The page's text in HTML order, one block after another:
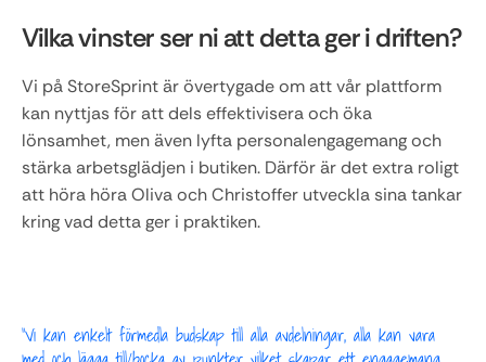
Vilka vinster ser ni att detta ger i driften?
Vi på StoreSprint är övertygade om att vår plattform
kan nyttjas för att dels effektivisera och öka
lönsamhet, men även lyfta personalengagemang och
stärka arbetsglädjen i butiken. Därför är det extra roligt
att höra höra Oliva och Christoffer utveckla sina tankar
kring vad detta ger i praktiken.
"Vi kan enkelt förmedla budskap till alla avdelningar, alla kan vara